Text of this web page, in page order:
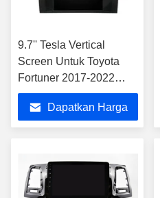
9.7'' Tesla Vertical
Screen Untuk Toyota
Fortuner 2017-2022
Android Car Multimedia
PlayerDapatkan Harga